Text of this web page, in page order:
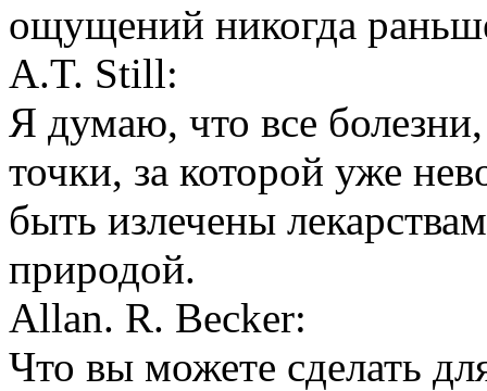
ощущений никогда
A.T. Still:
Я думаю, что все
точки, за которой уже
быть излечены
природой.
Allan. R. Becker:
Что вы можете сделать